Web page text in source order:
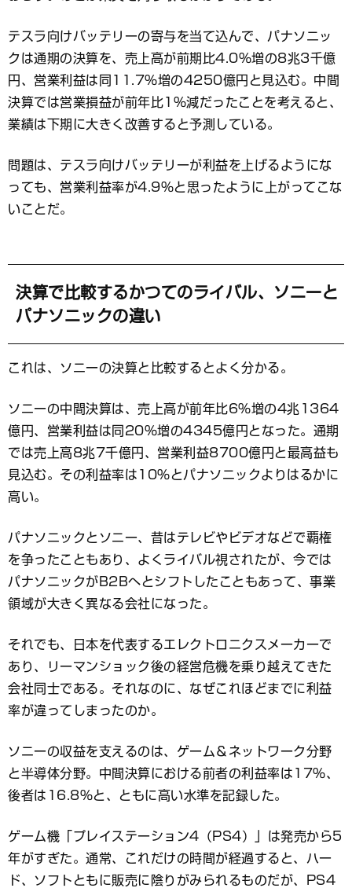
テスラ向けバッテリーの寄与を当て込んで、パナソニッ
クは通期の決算を、売上高が前期比4.0％増の8兆3千億
円、営業利益は同11.7％増の4250億円と見込む。中間
決算では営業損益が前年比1％減だったことを考えると、
業績は下期に大きく改善すると予測している。
問題は、テスラ向けバッテリーが利益を上げるようにな
っても、営業利益率が4.9％と思ったように上がってこな
いことだ。
決算で比較するかつてのライバル、ソニーと
パナソニックの違い
これは、ソニーの決算と比較するとよく分かる。
ソニーの中間決算は、売上高が前年比6％増の4兆1364
億円、営業利益は同20％増の4345億円となった。通期
では売上高8兆7千億円、営業利益8700億円と最高益も
見込む。その利益率は10％とパナソニックよりはるかに
高い。
パナソニックとソニー、昔はテレビやビデオなどで覇権
を争ったこともあり、よくライバル視されたが、今では
パナソニックがB2Bへとシフトしたこともあって、事業
領域が大きく異なる会社になった。
それでも、日本を代表するエレクトロニクスメーカーで
あり、リーマンショック後の経営危機を乗り越えてきた
会社同士である。それなのに、なぜこれほどまでに利益
率が違ってしまったのか。
ソニーの収益を支えるのは、ゲーム＆ネットワーク分野
と半導体分野。中間決算における前者の利益率は17％、
後者は16.8％と、ともに高い水準を記録した。
ゲーム機「プレイステーション4（PS4）」は発売から5
年がすぎた。通常、これだけの時間が経過すると、ハー
ド、ソフトともに販売に陰りがみられるものだが、PS4